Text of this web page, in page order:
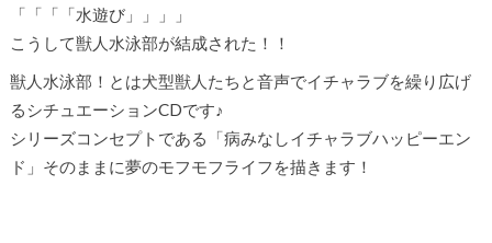
「「「「水遊び」」」」
こうして獣人水泳部が結成された！！
獣人水泳部！とは犬型獣人たちと音声でイチャラブを繰り広げ
るシチュエーションCDです♪
シリーズコンセプトである「病みなしイチャラブハッピーエン
ド」そのままに夢のモフモフライフを描きます！